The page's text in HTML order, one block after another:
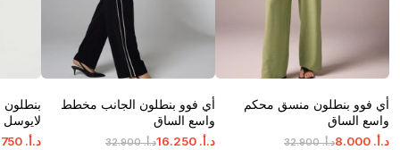
أي فوو بنطلون منسق محكم
واسع الساق
د.أ.‏
32.900 د.أ. 8.000
أي فوو بنطلون الجانب مخطط
واسع الساق
د.أ.‏
32.900 د.أ. ‏
16.250
بنطلون
د.أ. ‏
750